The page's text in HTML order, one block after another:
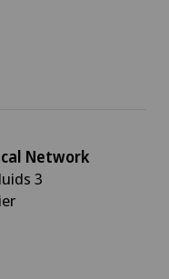
Network
3